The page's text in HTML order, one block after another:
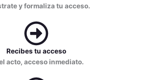
y formaliza tu acceso.
Recibes tu acceso
acto, acceso inmediato.